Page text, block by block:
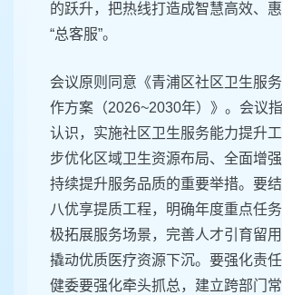
的跃升，把热线打造成智慧高效、
“总客服”。
会议原则同意《青浦区社区卫生服
作方案（2026~2030年）》。会议
认识，实施社区卫生服务能力提升
步优化区域卫生资源布局、全面增强
持续提升服务品质的重要举措。要
八优享提质工程，明确年度重点任
极拓展服务场景，完善人才引育留用
撬动优质医疗资源下沉。要强化责
健委要强化牵头抓总，建立跨部门